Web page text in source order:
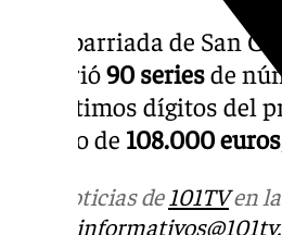
En la barriada de San
adquirió90 seriesde
dos últimos dígitos del
reparto de 108.000 euros
Más noticias de101TVen